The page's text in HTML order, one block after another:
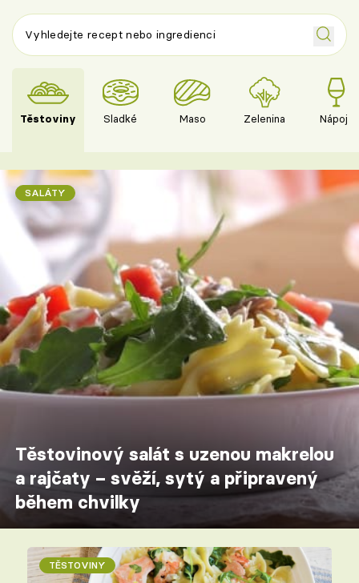
Těstoviny Sladké Maso Zelenina Nápoje
SALÁTY
Těstovinový salát s uzenou makrelou
a rajčaty – svěží, sytý a připravený
během chvilky
TĚSTOVINY